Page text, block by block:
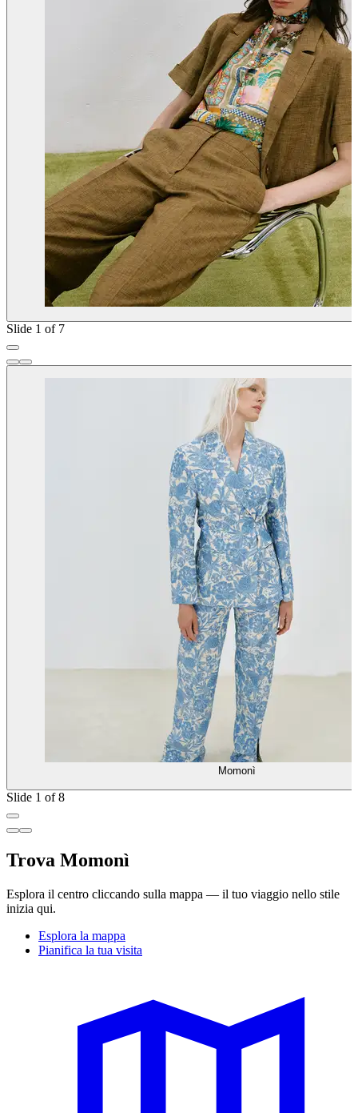
Slide 1 of 7
Momonì
Slide 1 of 8
Trova Momonì
Esplora il centro cliccando sulla mappa — il tuo viaggio nello stile
inizia qui.
Esplora la mappa
Pianifica la tua visita